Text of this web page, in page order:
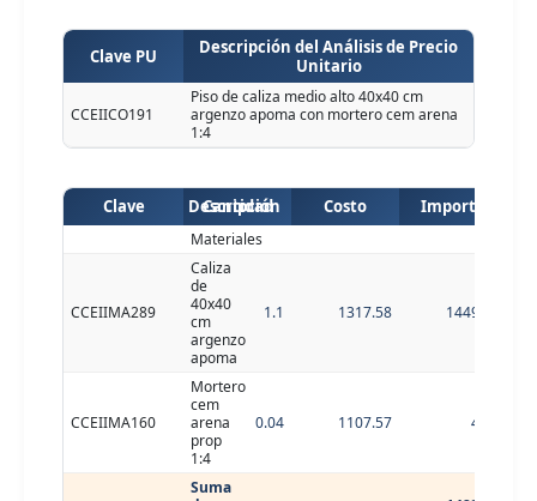
Clave PU
Descripción del Análisis de Precio
Unitario
CCEIICO191
Piso de caliza medio alto 40x40 cm
argenzo apoma con mortero cem arena
1:4
Clave Descripción
Cantidad Costo Importe
Materiales
CCEIIMA289
Caliza
de
40x40
cm
argenzo
apoma
1.1 1317.58 1449.34
CCEIIMA160
Mortero
cem
arena
prop
1:4
0.04 1107.57 44.3
Suma